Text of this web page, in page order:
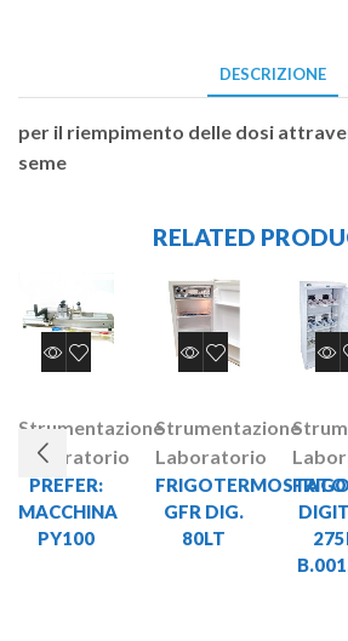
DESCRIZIONE
per il riempimento delle dosi
seme
RELATED
Strumentazione
Laboratorio
PREFER:
MACCHINA
PY100
Strumentazione
Laboratorio
FRIGOTERMOSTATO
GFR DIG.
80LT